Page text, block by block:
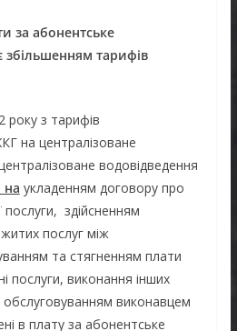
за абонентське
збільшенням тарифів
з тарифів
на централізоване
водовідведення
на укладенням договору про
здійсненням
послуг між
та стягненням плати
послуги, виконання інших
обслуговуванням виконавцем
в плату за абонентське